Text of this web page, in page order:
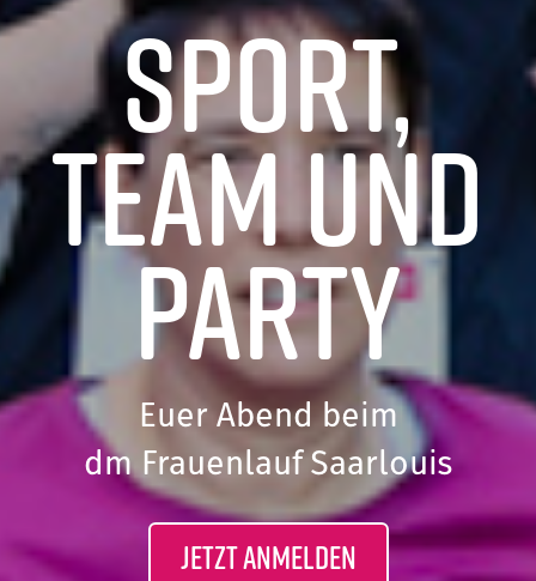
SPORT,
TEAM UND
PARTY
Euer Abend beim
dm Frauenlauf Saarlouis
Jetzt anmelden